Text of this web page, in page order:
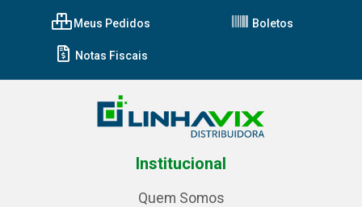
Meus Pedidos Boletos
Notas Fiscais
Institucional
Quem Somos